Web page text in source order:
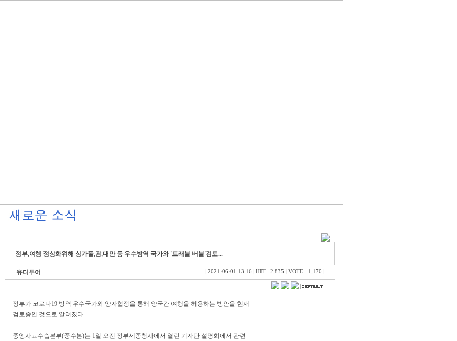
정부,여행 정상화위해 싱가폴,괌,대만 등 우수방역 국가와 '트래블 버블'검토...
유디투어 2021·06·01 13:16 HIT : 2,835 VOTE : 1,170
정부가 코로나19 방역 우수국가와 양자협정을 통해 양국간 여행을 허용하는 방안을 현재
검토중인 것으로 알려졌다.
중앙사고수습본부(중수본)는 1일 오전 정부세종청사에서 열린 기자단 설명회에서 관련